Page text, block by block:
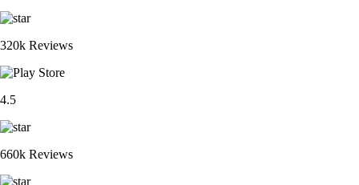
320k Reviews
4.5
660k Reviews